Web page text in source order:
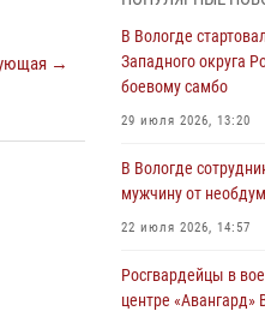
→
округа Росгвардии
самбо
03 августа 2026, 08:54
ЗА МИНУВШУЮ
В ВОЛОГОДСКОЙ
02 августа 2026, 10:37
Росгвардейцы в г.
В Вологде
Западного округа
боевому самбо
29 июля 2026, 13:20
В Вологде
мужчину от
22 июля 2026, 14:57
Росгвардейцы в
центре «Авангард»